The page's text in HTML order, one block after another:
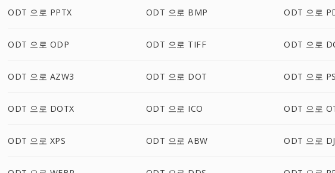
ODT 으로 PPTX ODT 으로 BMP ODT 으로
ODT 으로 ODP ODT 으로 TIFF ODT 으로
ODT 으로 AZW3 ODT 으로 DOT ODT 으로
ODT 으로 DOTX ODT 으로 ICO ODT 으로
ODT 으로 XPS ODT 으로 ABW ODT 으로